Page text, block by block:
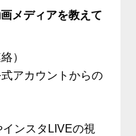
メディアを教えて
）
アカウントからの
ンスタLIVEの視